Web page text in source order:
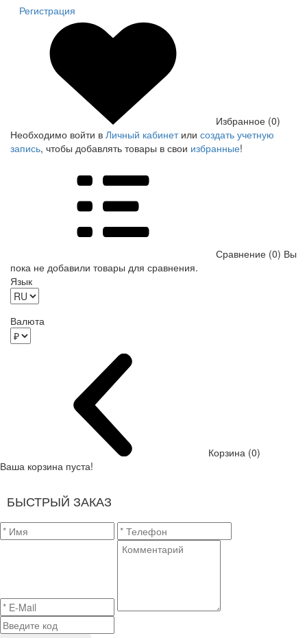
Регистрация
Избранное (0)
Необходимо войти в Личный кабинетили создать учетную
запись, чтобы добавлять товары в свои избранные!
Сравнение (0) Вы
пока не добавили товары для сравнения.
Язык
Валюта
Корзина (0)
Ваша корзина пуста!
БЫСТРЫЙ ЗАКАЗ